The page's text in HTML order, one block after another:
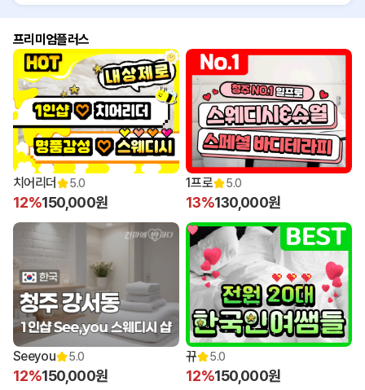
프리미엄플러스
치어리더 5.0
12%150,000원
1프로 5.0
13%130,000원
Seeyou 5.0
12%150,000원
뀨 5.0
12%150,000원